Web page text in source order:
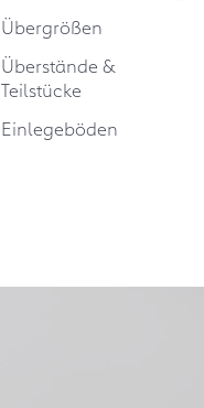
Übergrößen
Überstände &
Teilstücke
Einlegeböden